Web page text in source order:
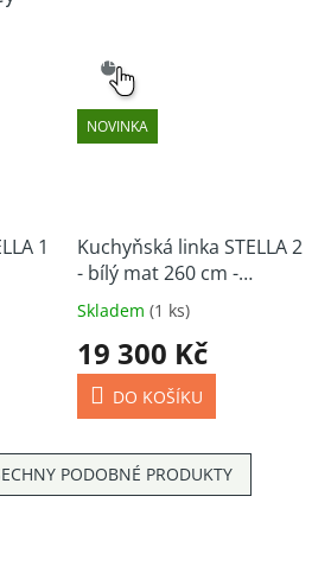
1
NOVINKA
VÝBĚR
Kuchyňská linka STELLA 2
- bílý mat 260 cm -
skladem
Skladem (1 ks)
19 300 Kč
DO KOŠÍKU
PODOBNÉ PRODUKTY